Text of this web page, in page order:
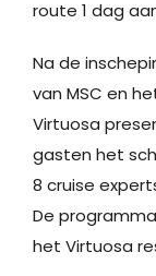
route 1 dag
Na de
van MSC en
Virtuosa
gasten het
8 cruise
De
het Virtuosa